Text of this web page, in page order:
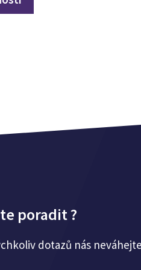
Kč.
poradit ?
dotazů nás